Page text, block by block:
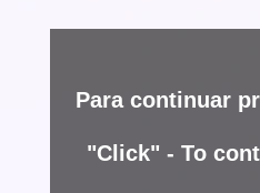
Para continuar
"Click" - To